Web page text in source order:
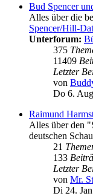
Bud Spencer
Alles über die
Spencer/Hill-
Unterforum:
375
11409
Letzter
von
Do 6.
Raimund
Alles über den
deutschen
21
133
Letzter
von Mr.
Di 24.